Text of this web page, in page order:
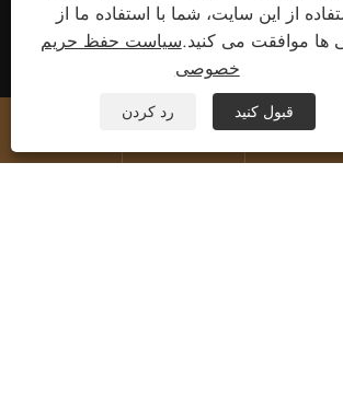
محصولات
با ما تماس بگیرید

از این سایت، شما با استفاده ما از
ها موافقت می کنید.سیاست حفظ حریم
خصوصی
رد کردن قبول کنید